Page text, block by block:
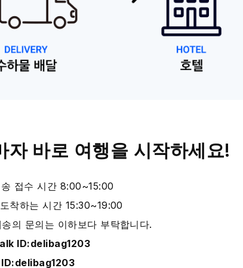
자 바로 여행을 시작하세요!
접수 시간 8:00~15:00
착하는 시간 15:30~19:00
의 문의는 이하보다 부탁합니다.
ID:delibag1203